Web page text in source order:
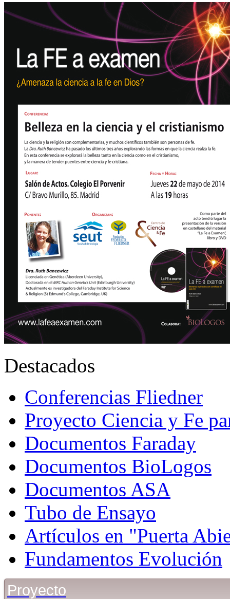
Destacados
Conferencias Fliedner
Proyecto Ciencia y Fe
Documentos Faraday
Documentos BioLogos
Documentos ASA
Tubo de Ensayo
Artículos en "Puerta
Fundamentos Evolución
Proyecto